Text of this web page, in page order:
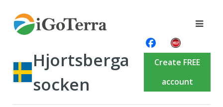
Hjortsberga
socken
Create FREE
account